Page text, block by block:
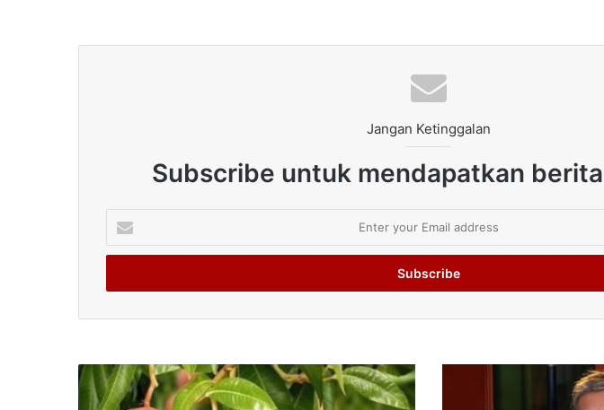
Jangan Ketinggalan
Subscribe untuk mendapatkan
your
Email